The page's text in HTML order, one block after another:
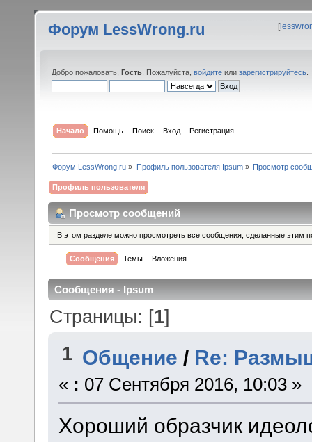
Форум LessWrong.ru [
Добро пожаловать, Гость . Пожалуйста, войдите или зарегистрируйтесь
Начало Помощь Поиск Вход Регистрация
Форум LessWrong.ru » Профиль пользователя Ipsum» Просмотр
Профиль пользователя
Просмотр сообщений
В этом разделе можно просмотреть все сообщения, сделанные этим
Сообщения Темы Вложения
Сообщения - Ipsum
Страницы: [1]
1 Общение / Re:
« : 07 Сентября 2016, 10:03 »
Хороший образчик